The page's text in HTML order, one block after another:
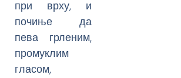
при врху, и
почиње да
пева грленим,
промуклим
гласом,